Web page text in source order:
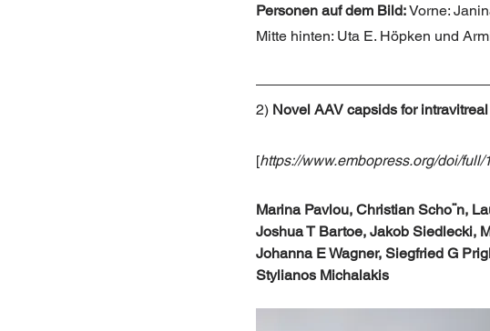
Personen auf dem Bild: Vorne:
Mitte hinten: Uta E. Höpken und
2) Novel AAV capsids for
[https://www.embopress.org/doi/
Marina Pavlou, Christian Scho¨n,
Joshua T Bartoe, Jakob Siedlecki,
Johanna E Wagner, Siegfried G
Stylianos Michalakis